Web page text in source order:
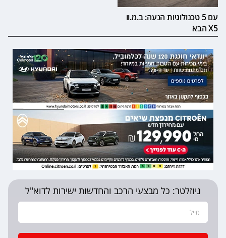
עם 5 טכנולוגיות הנעה: ב.מ.וו
X5 הבא
ניוזלטר: כל מבצעי הרכב והחדשות ישירות לדוא"ל